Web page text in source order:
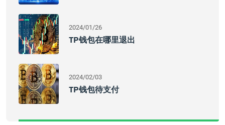
2024/01/26
TP钱包在哪里退出
2024/02/03
TP钱包待支付